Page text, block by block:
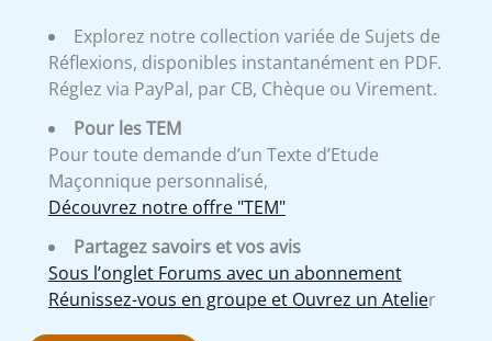
Explorez notre collection variée de Sujets de
Réflexions, disponibles instantanément en PDF.
Réglez via PayPal, par CB, Chèque ou Virement.
Pour les TEM
Pour toute demande d’un Texte d’Etude
Maçonnique personnalisé,
Découvrez notre offre "TEM"
Partagez savoirs et vos avis
Sous l’onglet Forums avec un abonnement
Réunissez-vous en groupe et Ouvrez un Atelier